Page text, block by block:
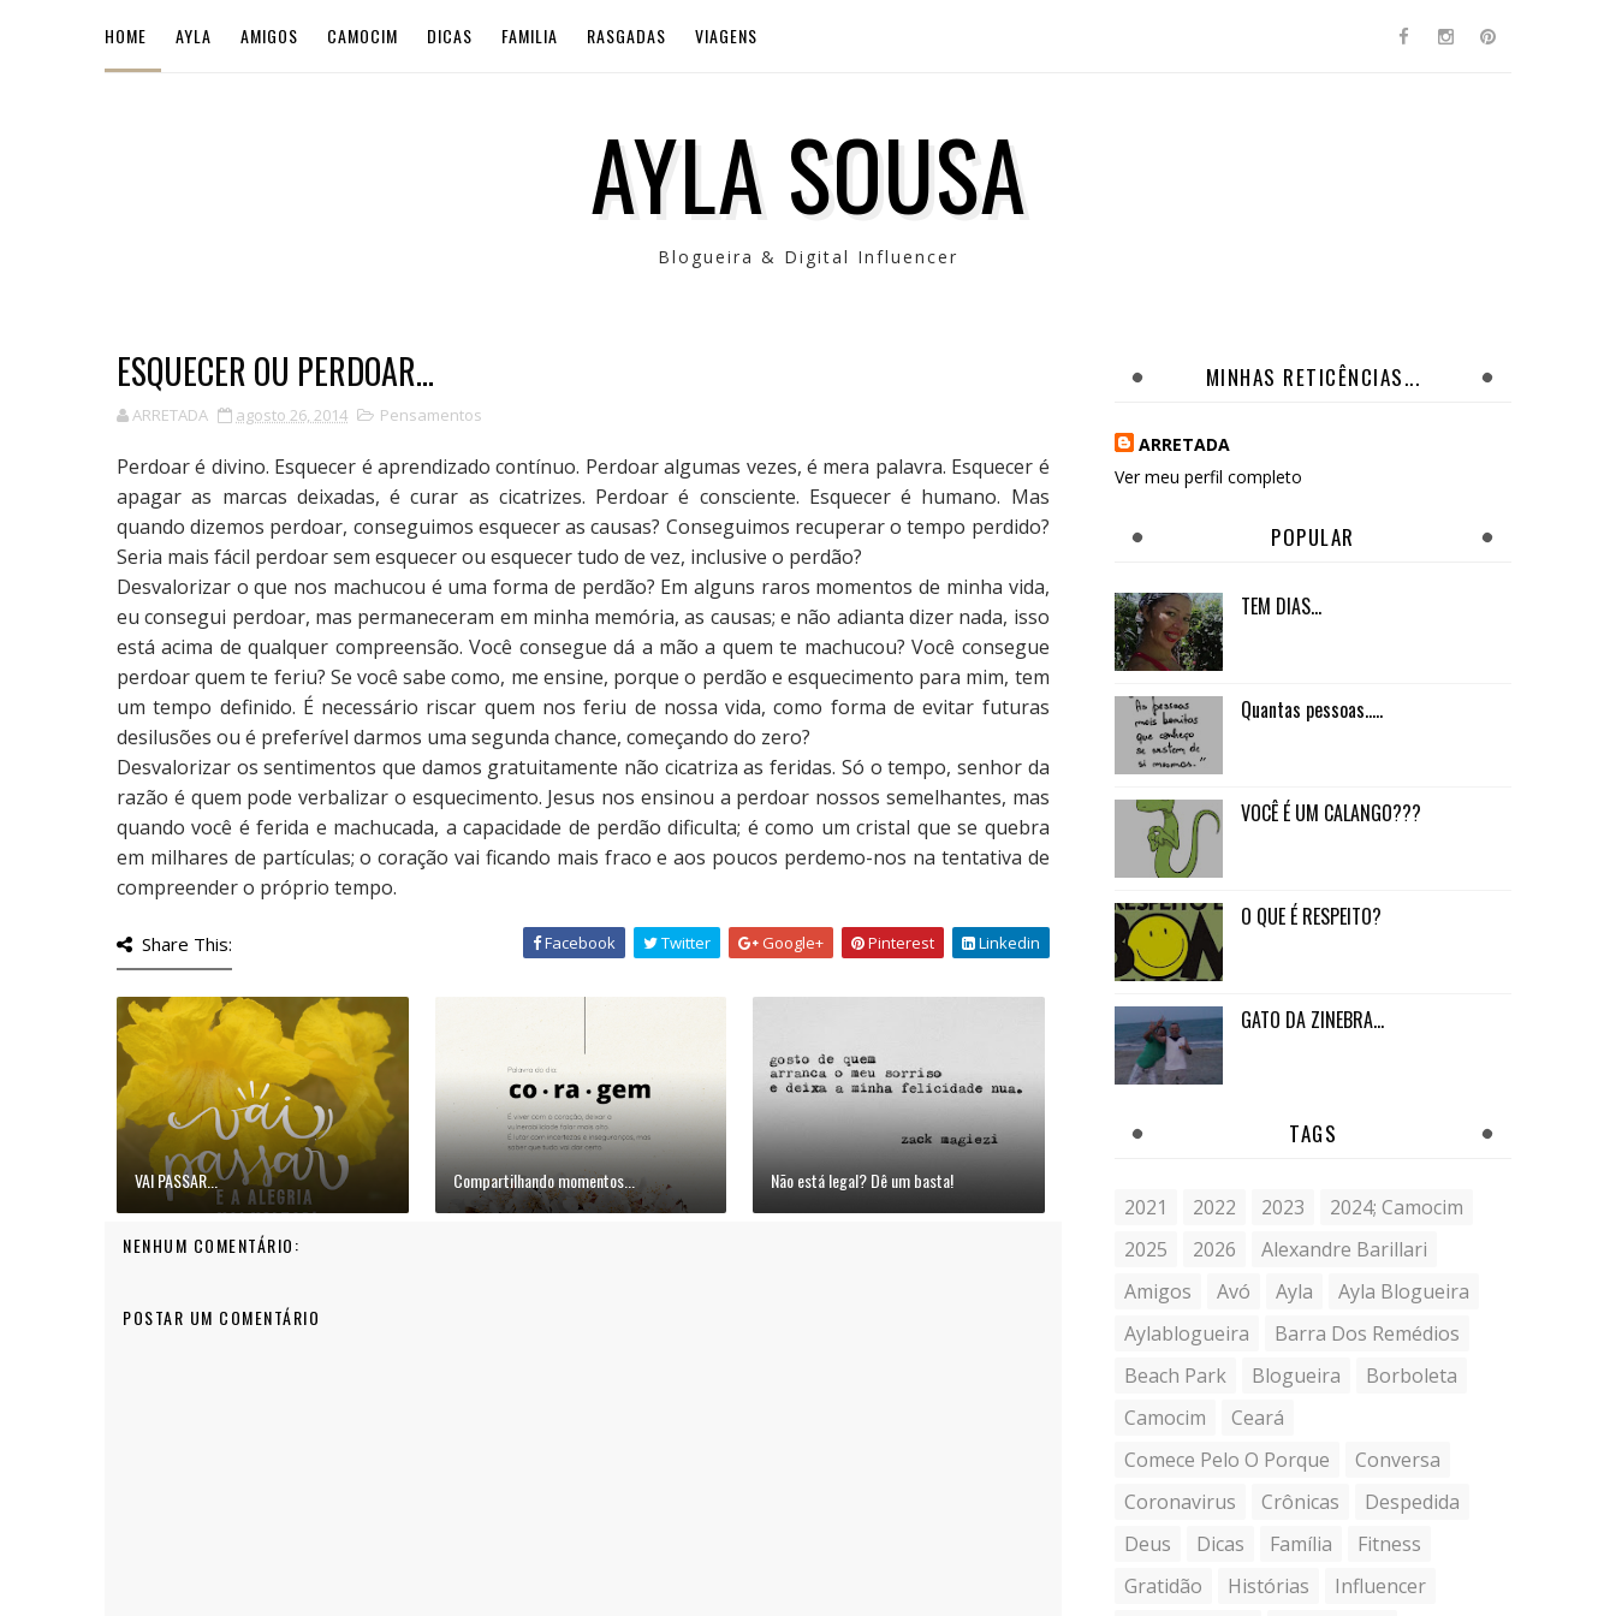
HOME AYLA AMIGOS CAMOCIM DICAS FAMILIA RASGADAS VIAGENS
AYLA SOUSA
Blogueira & Digital Influencer
ESQUECER OU PERDOAR...
ARRETADA agosto 26, 2014 Pensamentos
Perdoar é divino. Esquecer é aprendizado contínuo. Perdoar algumas vezes, é mera palavra. Esquecer é
apagar as marcas deixadas, é curar as cicatrizes. Perdoar é consciente. Esquecer é humano. Mas
quando dizemos perdoar, conseguimos esquecer as causas? Conseguimos recuperar o tempo perdido?
Seria mais fácil perdoar sem esquecer ou esquecer tudo de vez, inclusive o perdão?
Desvalorizar o que nos machucou é uma forma de perdão? Em alguns raros momentos de minha vida,
eu consegui perdoar, mas permaneceram em minha memória, as causas; e não adianta dizer nada, isso
está acima de qualquer compreensão. Você consegue dá a mão a quem te machucou? Você consegue
perdoar quem te feriu? Se você sabe como, me ensine, porque o perdão e esquecimento para mim, tem
um tempo definido. É necessário riscar quem nos feriu de nossa vida, como forma de evitar futuras
desilusões ou é preferível darmos uma segunda chance, começando do zero?
Desvalorizar os sentimentos que damos gratuitamente não cicatriza as feridas. Só o tempo, senhor da
razão é quem pode verbalizar o esquecimento. Jesus nos ensinou a perdoar nossos semelhantes, mas
quando você é ferida e machucada, a capacidade de perdão dificulta; é como um cristal que se quebra
em milhares de partículas; o coração vai ficando mais fraco e aos poucos perdemo-nos na tentativa de
compreender o próprio tempo.
Share This: Facebook Twitter Google+ Pinterest Linkedin
VAI PASSAR... Compartilhando momentos... Não está legal? Dê um basta!
NENHUM COMENTÁRIO:
POSTAR UM COMENTÁRIO
MINHAS RETICÊNCIAS...
ARRETADA
Ver meu perfil completo
POPULAR
TEM DIAS...
Quantas pessoas.....
VOCÊ É UM CALANGO???
O QUE É RESPEITO?
GATO DA ZINEBRA...
TAGS
2021 2022 2023
2024; Camocim
2025
2026
Alexandre Barillari
Amigos
Avó Ayla
Ayla Blogueira
Aylablogueira
Barra Dos Remédios
Beach Park
Blogueira
Borboleta
Camocim
Ceará
Comece Pelo O Porque
Conversa
Coronavirus
Crônicas
Despedida
Deus
Dicas Família
Fitness
Gratidão
Histórias
Influencer